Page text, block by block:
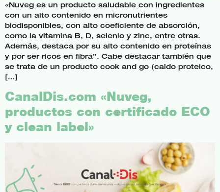
«Nuveg es un producto saludable con ingredientes
con un alto contenido en micronutrientes
biodisponibles, con alto coeficiente de absorción,
como la vitamina B, D, selenio y zinc, entre otras.
Además, destaca por su alto contenido en proteínas
y por ser ricos en fibra”. Cabe destacar también que
se trata de un producto cook and go (caldo proteico,
[…]
CanalDis.com «Nuveg,
productos con certificado ECO
y clean label»